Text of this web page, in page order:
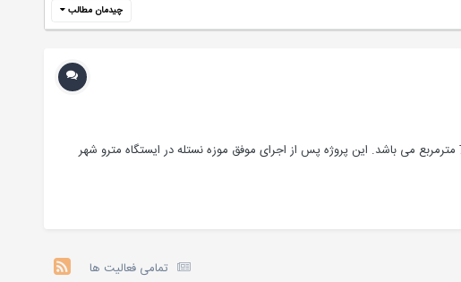
چیدمان مطالب
ساختمان اداری شرکت نستله توسط گروه معماری Rojkind در شهر مکزیکوسیتی در کشور مکزیک طراحی شد. زیربنای کل این پروژه 700 مترمربع می باشد. این پروژه پس از اجرای موفق موزه نستله در ایستگاه مترو شهر
تمامی فعالیت ها